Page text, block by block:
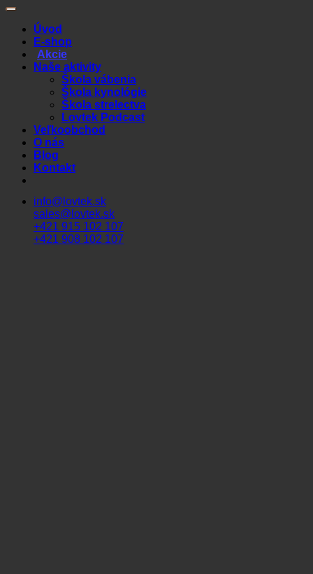
Úvod
E-shop
Akcie
Naše aktivity
Škola vábenia
Škola kynológie
Škola strelectva
Lovtek Podcast
Veľkoobchod
O nás
Blog
Kontakt
info@lovtek.sk
sales@lovtek.sk
+421 915 102 107
+421 908 102 107